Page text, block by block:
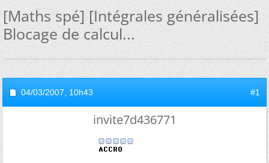
[Maths spé] [Intégrales généralisées]
Blocage de calcul...
04/03/2007, 10h43 #1
invite7d436771